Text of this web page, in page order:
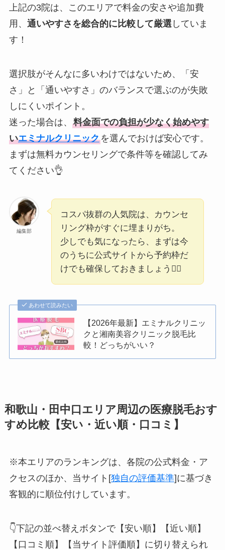
上記の3院は、このエリアで料金の安さや追加費
用、 通いやすさを総合的に比較して厳選していま
す！
選択肢がそんなに多いわけではないため、「安
さ」と「通いやすさ」のバランスで選ぶのが失敗
しにくいポイント。
迷った場合は、 料金面での負担が少なく始めやす
いエミナルクリニックを選んでおけば安心です。
まずは無料カウンセリングで条件等を確認してみ
てください👌
編集部
コスパ抜群の人気院は、カウンセ
リング枠がすぐに埋まりがち。
少しでも気になったら、まずは今
のうちに公式サイトから予約枠だ
けでも確保しておきましょう🏃‍♀️
あわせて読みたい
【2026年最新】エミナルクリニッ
クと湘南美容クリニック脱毛比
較！どっちがいい？
和歌山・田中口エリア周辺の医療脱毛おす
すめ比較【安い・近い順・口コミ】
※本エリアのランキングは、各院の公式料金・ア
クセスのほか、当サイト[独自の評価基準]に基づき
客観的に順位付けしています。
👇下記の並べ替えボタンで【安い順】【近い順】
【口コミ順】【当サイト評価順】に切り替えられ